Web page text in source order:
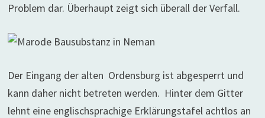
Problem dar. Überhaupt zeigt sich überall der Verfall.
Der Eingang der alten Ordensburg ist abgesperrt und
kann daher nicht betreten werden. Hinter dem Gitter
lehnt eine englischsprachige Erklärungstafel achtlos an